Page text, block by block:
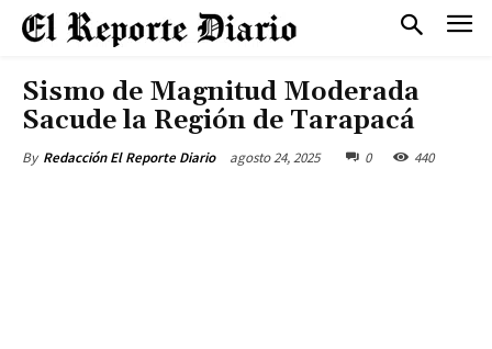
Sismo de Magnitud Moderada
Sacude la Región de Tarapacá
By Redacción El Reporte Diario agosto 24, 2025 0 440